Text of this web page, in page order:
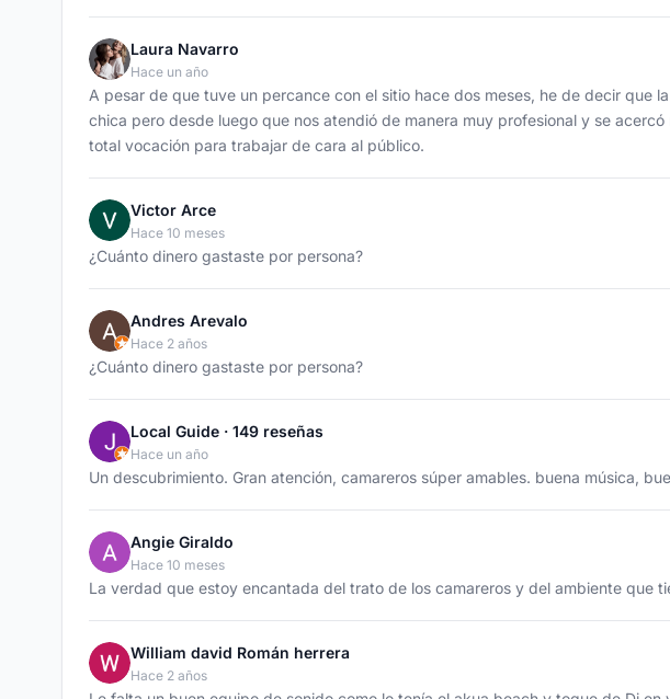
Laura Navarro
Hace un año
A pesar de que tuve un percance con el sitio hace dos meses, he de decir que
chica pero desde luego que nos atendió de manera muy profesional y se
total vocación para trabajar de cara al público.
Victor Arce
Hace 10 meses
¿Cuánto dinero gastaste por persona?
Andres Arevalo
Hace 2 años
¿Cuánto dinero gastaste por persona?
Local Guide · 149 reseñas
Hace un año
Un descubrimiento. Gran atención, camareros súper amables. buena música,
Angie Giraldo
Hace 10 meses
La verdad que estoy encantada del trato de los camareros y del ambiente que
William david Román herrera
Hace 2 años